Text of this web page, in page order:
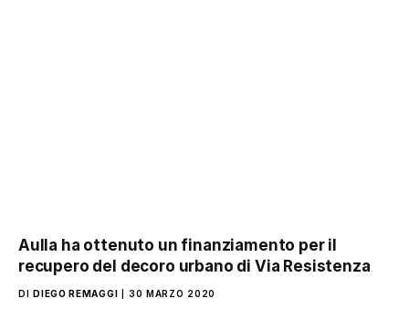
Aulla ha ottenuto un finanziamento per il
recupero del decoro urbano di Via Resistenza
DI DIEGO REMAGGI 30 MARZO 2020